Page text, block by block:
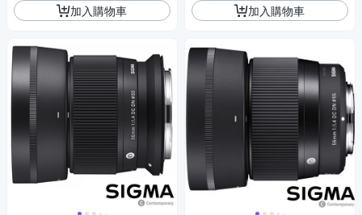
加入購物車 加入購物車